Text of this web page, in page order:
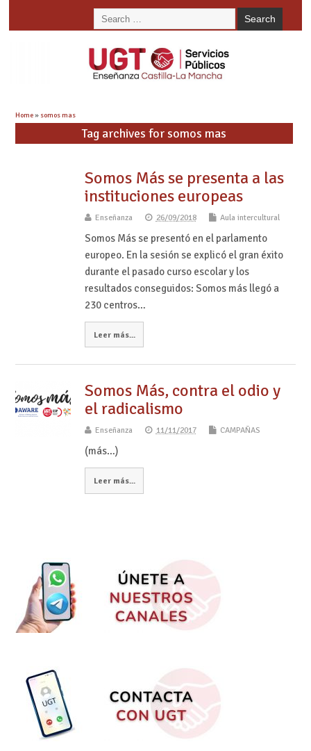
Home» somos mas
Tag archives for somos mas
Somos Más se presenta a las
instituciones europeas
Enseñanza 26/09/2018 Aula intercultural
Somos Más se presentó en el parlamento
europeo. En la sesión se explicó el gran éxito
durante el pasado curso escolar y los
resultados conseguidos: Somos más llegó a
230 centros…
Leer más...
Somos Más, contra el odio y
el radicalismo
Enseñanza 11/11/2017 CAMPAÑAS
(más…)
Leer más...